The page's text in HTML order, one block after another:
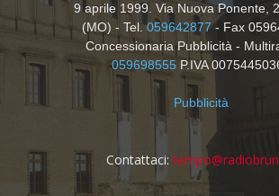
9 aprile 1999. Via Nuova Ponente,
(MO) - Tel.059642877- Fax
Concessionaria Pubblicità -
059698555 P.IVA
Pubblicità
Contattaci: